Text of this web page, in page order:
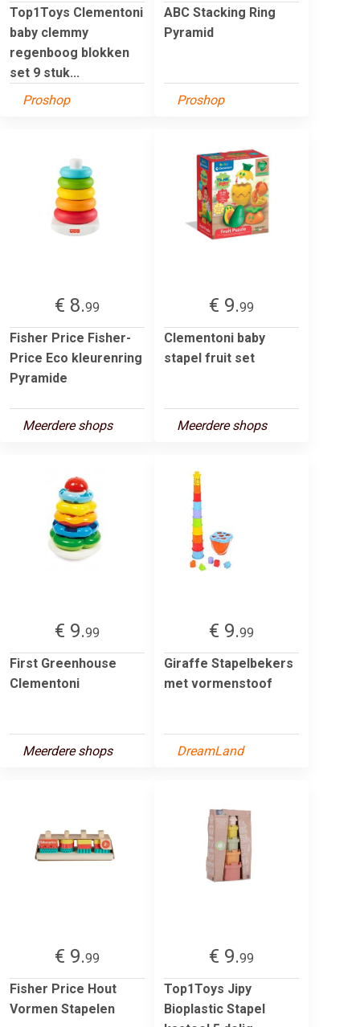
Top1Toys Clementoni
baby clemmy
regenboog blokken
set 9 stuk...
Proshop
ABC Stacking Ring
Pyramid
Proshop
€ 8.99
Fisher Price Fisher-
Price Eco kleurenring
Pyramide
Meerdere shops
€ 9.99
Clementoni baby
stapel fruit set
Meerdere shops
€ 9.99
First Greenhouse
Clementoni
Meerdere shops
€ 9.99
Giraffe Stapelbekers
met vormenstoof
DreamLand
€ 9.99
Fisher Price Hout
Vormen Stapelen
€ 9.99
Top1Toys Jipy
Bioplastic Stapel